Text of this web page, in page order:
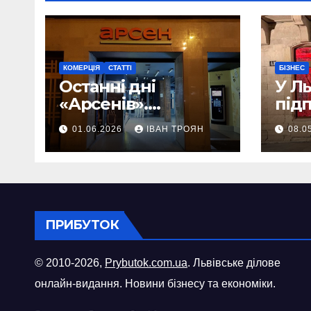
КОМЕРЦІЯ СТАТТІ
Останні дні
«Арсенів».
Фоторепортаж
01.06.2026 ІВАН ТРОЯН
БІЗНЕС
У
ПРИБУТОК
© 2010-2026, Prybutok.com.ua. Львівське ділове
онлайн-видання. Новини бізнесу та економіки.